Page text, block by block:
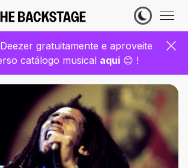
gratuitamente e aproveite
catálogo musical aqui 😊 !